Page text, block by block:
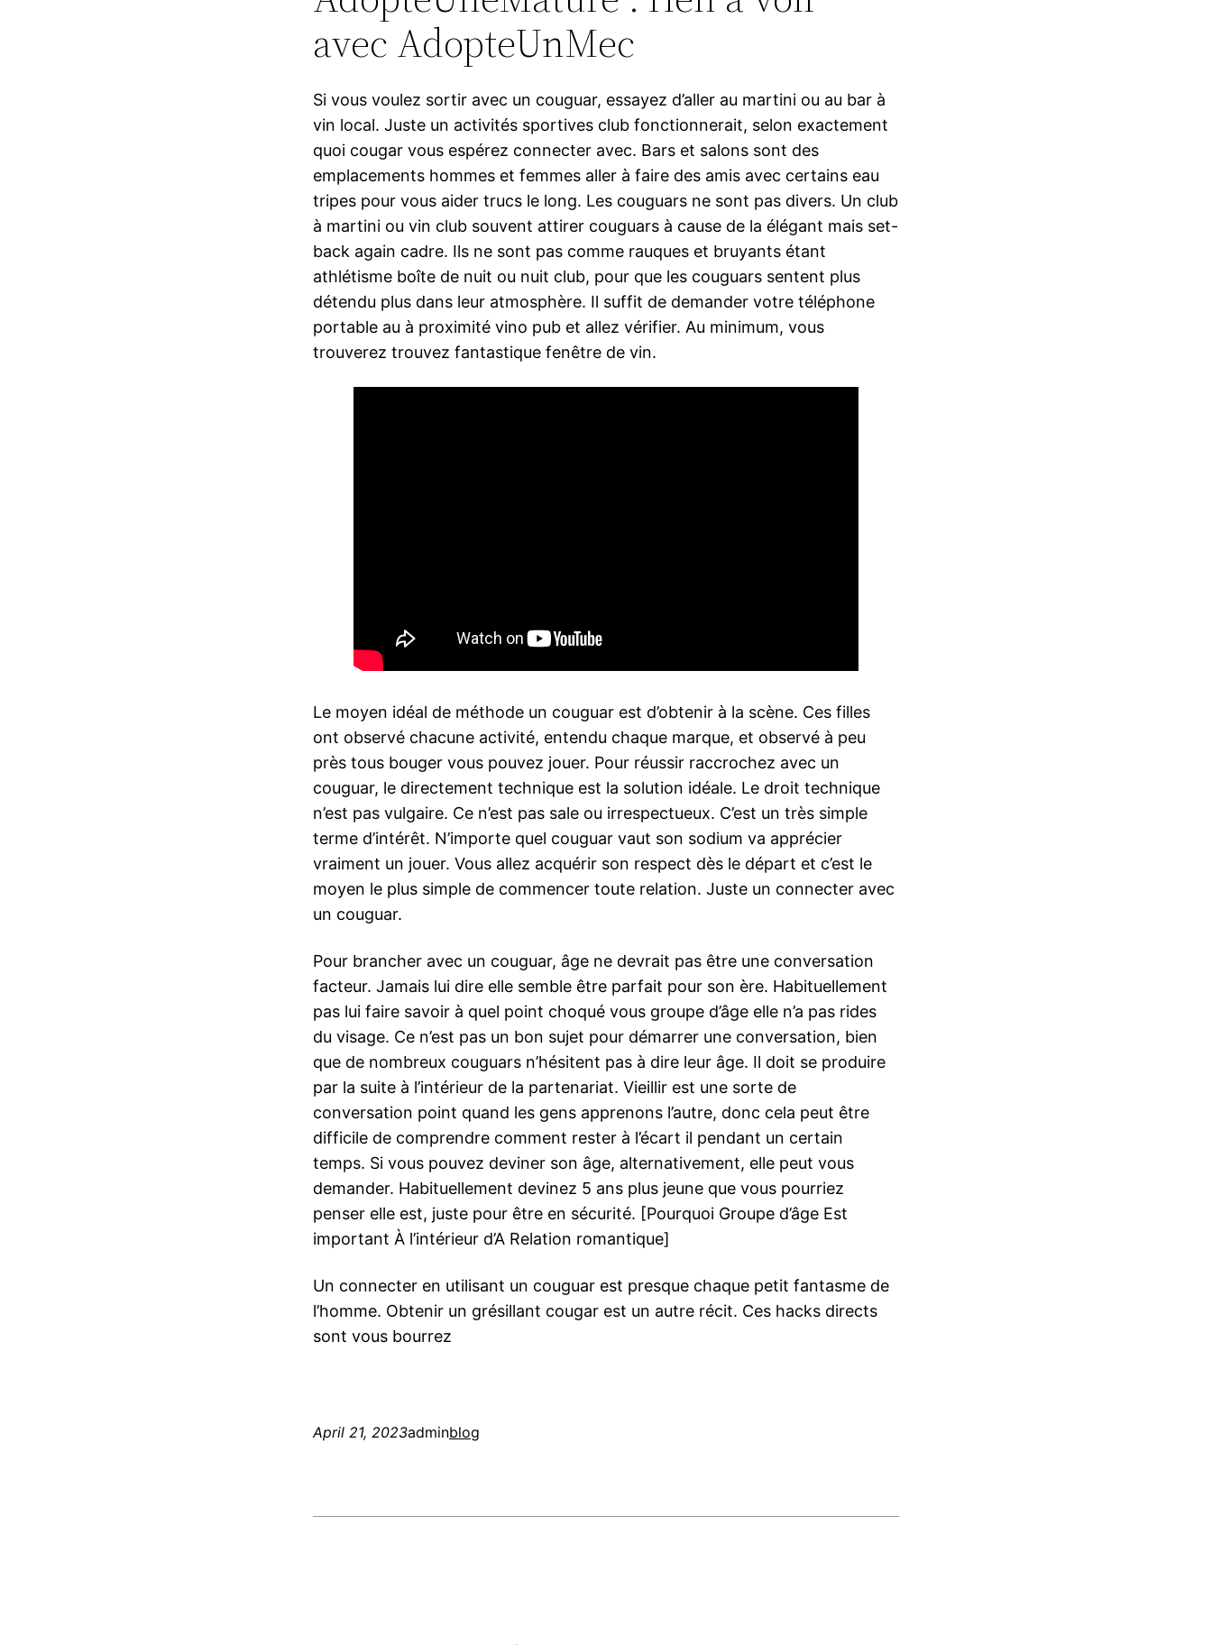
avec AdopteUnMec
Si vous voulez sortir avec un couguar, essayez d’aller au martini ou au bar à
vin local. Juste un activités sportives club fonctionnerait, selon exactement
quoi cougar vous espérez connecter avec. Bars et salons sont des
emplacements hommes et femmes aller à faire des amis avec certains eau
tripes pour vous aider trucs le long. Les couguars ne sont pas divers. Un club
à martini ou vin club souvent attirer couguars à cause de la élégant mais set-
back again cadre. Ils ne sont pas comme rauques et bruyants étant
athlétisme boîte de nuit ou nuit club, pour que les couguars sentent plus
détendu plus dans leur atmosphère. Il suffit de demander votre téléphone
portable au à proximité vino pub et allez vérifier. Au minimum, vous
trouverez trouvez fantastique fenêtre de vin.
Le moyen idéal de méthode un couguar est d’obtenir à la scène. Ces filles
ont observé chacune activité, entendu chaque marque, et observé à peu
près tous bouger vous pouvez jouer. Pour réussir raccrochez avec un
couguar, le directement technique est la solution idéale. Le droit technique
n’est pas vulgaire. Ce n’est pas sale ou irrespectueux. C’est un très simple
terme d’intérêt. N’importe quel couguar vaut son sodium va apprécier
vraiment un jouer. Vous allez acquérir son respect dès le départ et c’est le
moyen le plus simple de commencer toute relation. Juste un connecter avec
un couguar.
Pour brancher avec un couguar, âge ne devrait pas être une conversation
facteur. Jamais lui dire elle semble être parfait pour son ère. Habituellement
pas lui faire savoir à quel point choqué vous groupe d’âge elle n’a pas rides
du visage. Ce n’est pas un bon sujet pour démarrer une conversation, bien
que de nombreux couguars n’hésitent pas à dire leur âge. Il doit se produire
par la suite à l’intérieur de la partenariat. Vieillir est une sorte de
conversation point quand les gens apprenons l’autre, donc cela peut être
difficile de comprendre comment rester à l’écart il pendant un certain
temps. Si vous pouvez deviner son âge, alternativement, elle peut vous
demander. Habituellement devinez 5 ans plus jeune que vous pourriez
penser elle est, juste pour être en sécurité. [Pourquoi Groupe d’âge Est
important À l’intérieur d’A Relation romantique]
Un connecter en utilisant un couguar est presque chaque petit fantasme de
l’homme. Obtenir un grésillant cougar est un autre récit. Ces hacks directs
sont vous bourrez
April 21, 2023adminblog